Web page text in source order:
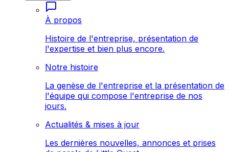
À propos
Histoire de l'entreprise, présentation de
l'expertise et bien plus encore.
Notre histoire
La genèse de l'entreprise et la présentation de
l'équipe qui compose l'entreprise de nos
jours.
Actualités & mises à jour
Les dernières nouvelles, annonces et prises